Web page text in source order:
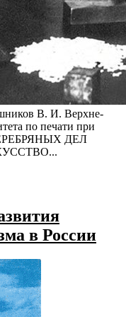
В. И. Верхне-
по печати при
ДЕЛ
в России